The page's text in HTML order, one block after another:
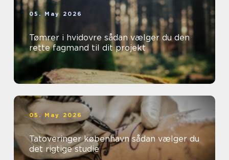
05. May 2026
Tømrer i hvidovre sådan vælger du den
rette fagmand til dit projekt
05. May 2026
Tatoveringer københavn sådan vælger du
det rigtige studie